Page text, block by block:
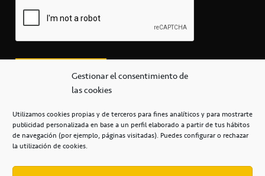
Gestionar el consentimiento de
las cookies
Utilizamos cookies propias y de terceros para fines analíticos y para mostrarte
publicidad personalizada en base a un perfil elaborado a partir de tus hábitos
de navegación (por ejemplo, páginas visitadas). Puedes configurar o rechazar
la utilización de cookies.
secretaria@cbcanarias.es
+34 922 253 684